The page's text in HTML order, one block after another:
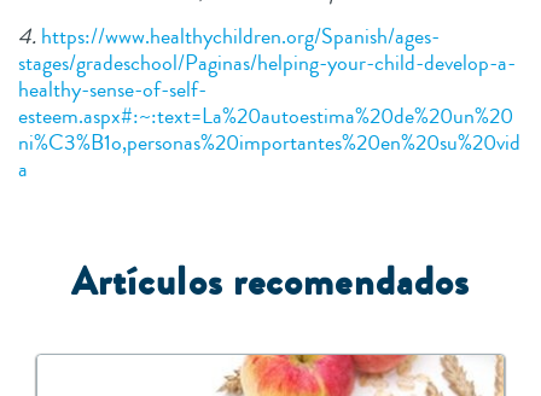
4.https://www.healthychildren.org/Spanish/ages-
stages/gradeschool/Paginas/helping-your-child-develop-a-
healthy-sense-of-self-
esteem.aspx#:~:text=La%20autoestima%20de%20un%20
ni%C3%B1o,personas%20importantes%20en%20su%20vid
a
Artículos recomendados